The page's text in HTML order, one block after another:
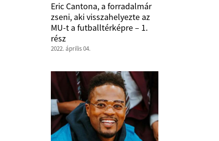
Eric Cantona, a forradalmár
zseni, aki visszahelyezte az
MU-t a futballtérképre – 1.
rész
2022. április 04.